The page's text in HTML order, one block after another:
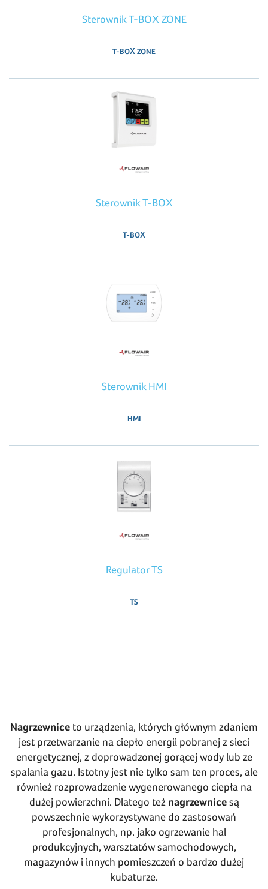
Sterownik T-BOX ZONE
T-BOX ZONE
Sterownik T-BOX
T-BOX
Sterownik HMI
HMI
Regulator TS
TS
Nagrzewnice to urządzenia, których głównym zdaniem
jest przetwarzanie na ciepło energii pobranej z sieci
energetycznej, z doprowadzonej gorącej wody lub ze
spalania gazu. Istotny jest nie tylko sam ten proces, ale
również rozprowadzenie wygenerowanego ciepła na
dużej powierzchni. Dlatego też nagrzewnicesą
powszechnie wykorzystywane do zastosowań
profesjonalnych, np. jako ogrzewanie hal
produkcyjnych, warsztatów samochodowych,
magazynów i innych pomieszczeń o bardzo dużej
kubaturze.